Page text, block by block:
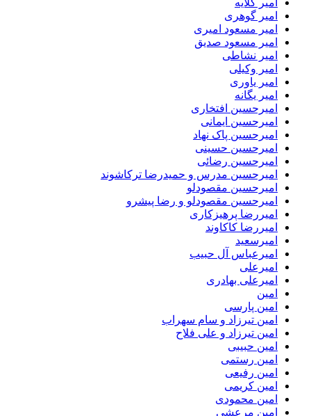
امیر گلایه
امیر گوهری
امیر مسعود امیری
امیر مسعود صدیق
امیر نشاطی
امیر وکیلی
امیر یاوری
امیر یگانه
امیرحسین افتخاری
امیرحسین ایمانی
امیرحسین پاک نهاد
امیرحسین حسینی
امیرحسین رضائی
امیرحسین مدرس و حمیدرضا ترکاشوند
امیرحسین مقصودلو
امیرحسین مقصودلو و رضا پیشرو
امیررضا پرهیزکاری
امیررضا کاکاوند
امیرسعید
امیرعباس آل حبیب
امیرعلی
امیرعلی بهادری
امین
امین پارسی
امین تیرزاد و سام سهراب
امین تیرزاد و علی فلاح
امین حبیبی
امین رستمی
امین رفیعی
امین کریمی
امین محمودی
امین مرعشی